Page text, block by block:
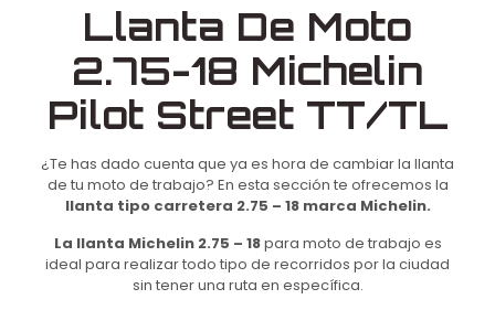
Llanta De Moto
2.75-18 Michelin
Pilot Street TT/TL
¿Te has dado cuenta que ya es hora de cambiar la llanta
de tu moto de trabajo? En esta sección te ofrecemos la
llanta tipo carretera 2.75 – 18 marca Michelin.
La llanta Michelin 2.75 – 18para moto de trabajo es
ideal para realizar todo tipo de recorridos por la ciudad
sin tener una ruta en específica.